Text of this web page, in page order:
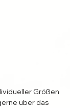
Größen
über das